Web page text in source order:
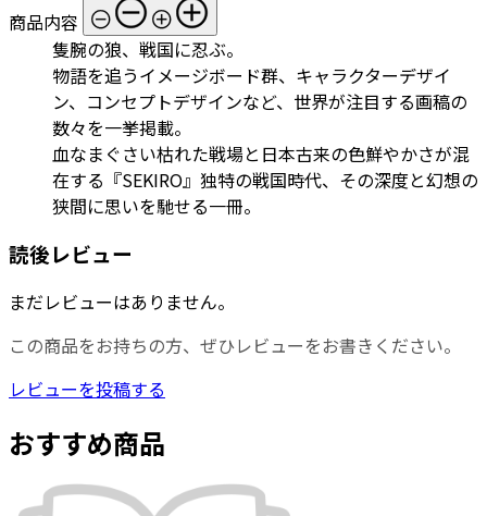
商品内容
隻腕の狼、戦国に忍ぶ。
物語を追うイメージボード群、キャラクターデザイ
ン、コンセプトデザインなど、世界が注目する画稿の
数々を一挙掲載。
血なまぐさい枯れた戦場と日本古来の色鮮やかさが混
在する『SEKIRO』独特の戦国時代、その深度と幻想の
狭間に思いを馳せる一冊。
読後レビュー
まだレビューはありません。
この商品をお持ちの方、ぜひレビューをお書きください。
レビューを投稿する
おすすめ商品